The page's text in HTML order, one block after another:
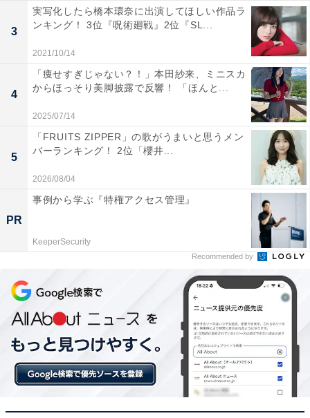
宿敵・道兼とまひろの対峙（たいじ）シーンに鳥
道兼の腕には兼家から折檻された痣が見られ、為時のは
からいもあって帝からの興味を引くことに成功。道兼が
為時に接近したことも含め、全ては病床の兼家が道兼に
命じた計略なのであろうと想像がつき末恐ろしさを感じ
ました。
X（旧Twitter）では、「道兼の折檻跡は自作自演？」
「兼家パパ怖っわ」「自業自得とはいえ道兼がどこまで
も救われなくてしんどい展開」「花山天皇、道兼のアザ
がヤラセって多分気づいてるだろ」「右大臣、本当に倒
れたのか…？ 自作自演もあり得るか？」などのコメント
が寄せられる一方、道兼とまひろが対峙（たいじ）した
緊迫のシーンには、「ガチガチに震えた顔、言葉で語ら
ず琵琶の音色に想いを乗せるまひろ。鳥肌が引かない」
「話さずとも気持ちが伝わる演技。“凄い”しか出てこな
い」など称賛が殺到しています。
3
実写化したら橋本環奈に出演してほしい作品ラ
ンキング！ 3位『呪術廻戦』2位『SL...
2021/10/14
4
「痩せすぎじゃない？！」本田紗来、ミニスカ
からほっそり美脚披露で反響！ 「ほんと...
2025/07/14
5
「FRUITS ZIPPER」の歌がうまいと思うメン
バーランキング！ 2位「櫻井...
2026/08/04
PR
事例から学ぶ『特権アクセス管理』
KeeperSecurity
Recommended by